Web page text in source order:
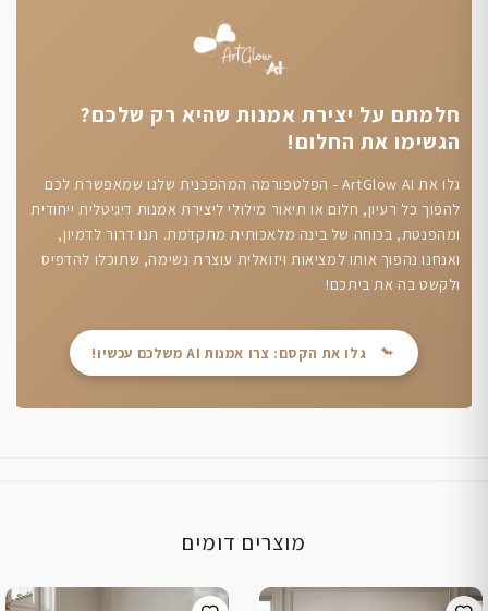
חלמתם על יצירת אמנות שהיא רק שלכם?
הגשימו את החלום!
גלו את ArtGlow AI - הפלטפורמה המהפכנית שלנו שמאפשרת לכם
להפוך כל רעיון, חלום או תיאור מילולי ליצירת אמנות דיגיטלית ייחודית
ומהפנטת, בכוחה של בינה מלאכותית מתקדמת. תנו דרור לדמיון,
ואנחנו נהפוך אותו למציאות ויזואלית עוצרת נשימה, שתוכלו להדפיס
ולקשט בה את ביתכם!
גלו את הקסם: צרו אמנות AI משלכם עכשיו!
מוצרים דומים